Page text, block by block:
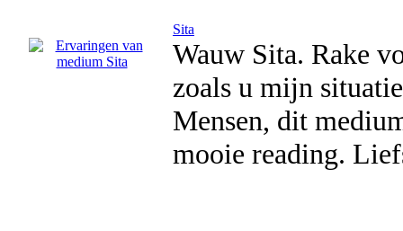
Sita
Wauw Sita. Rake
zoals u mijn
Mensen, dit
mooie reading.